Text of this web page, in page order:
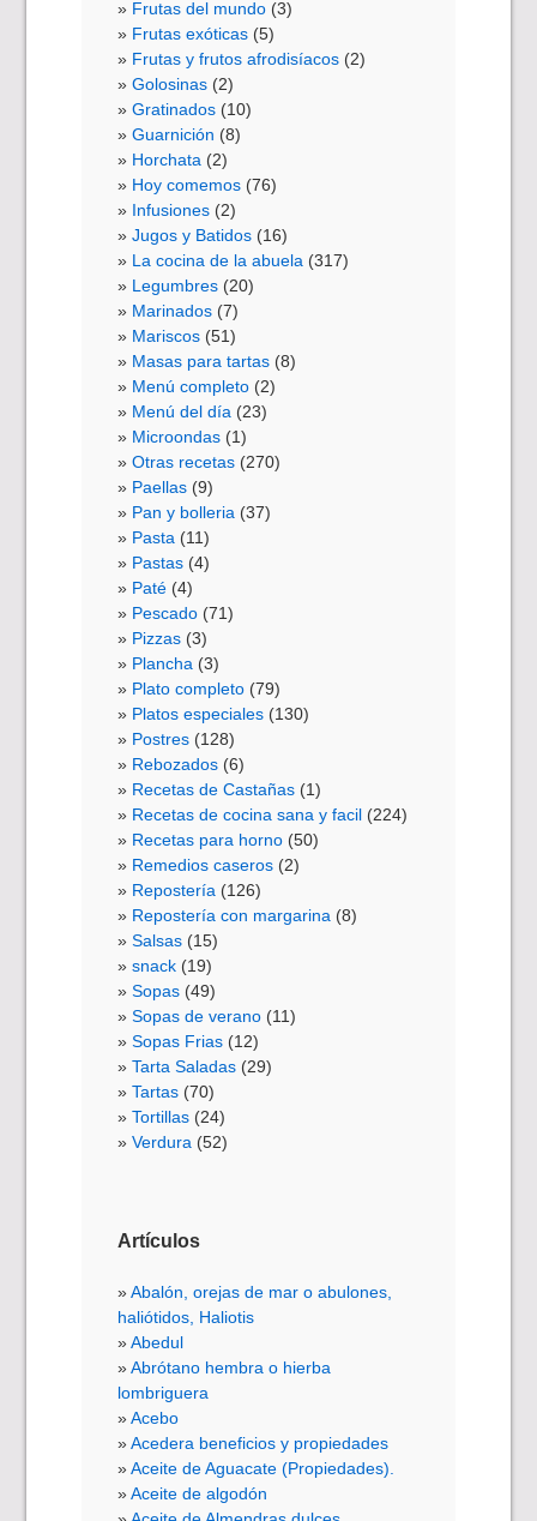
Frutas del mundo (3)
Frutas exóticas (5)
Frutas y frutos afrodisíacos (2)
Golosinas (2)
Gratinados (10)
Guarnición (8)
Horchata (2)
Hoy comemos (76)
Infusiones (2)
Jugos y Batidos (16)
La cocina de la abuela (317)
Legumbres (20)
Marinados (7)
Mariscos (51)
Masas para tartas (8)
Menú completo (2)
Menú del día (23)
Microondas (1)
Otras recetas (270)
Paellas (9)
Pan y bolleria (37)
Pasta (11)
Pastas (4)
Paté (4)
Pescado (71)
Pizzas (3)
Plancha (3)
Plato completo (79)
Platos especiales (130)
Postres (128)
Rebozados (6)
Recetas de Castañas (1)
Recetas de cocina sana y facil (224)
Recetas para horno (50)
Remedios caseros (2)
Repostería (126)
Repostería con margarina (8)
Salsas (15)
snack (19)
Sopas (49)
Sopas de verano (11)
Sopas Frias (12)
Tarta Saladas (29)
Tartas (70)
Tortillas (24)
Verdura (52)
Artículos
Abalón, orejas de mar o abulones,
haliótidos, Haliotis
Abedul
Abrótano hembra o hierba
lombriguera
Acebo
Acedera beneficios y propiedades
Aceite de Aguacate (Propiedades).
Aceite de algodón